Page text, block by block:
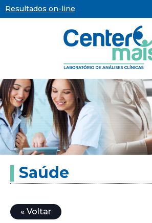
Resultados on-line
Center
Mais
-
Laboratório
Análises
Saúde
« Voltar